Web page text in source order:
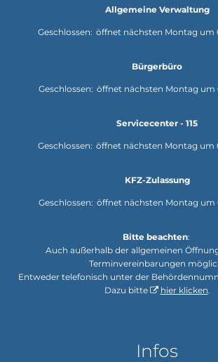
Allgemeine Verwaltung
Klicken, um weitere Öffnungs- oder
Geschlossen: öffnet nächsten Montag um
Bürgerbüro
Klicken, um weitere Öffnungs- oder
Geschlossen: öffnet nächsten Montag um
Servicecenter - 115
Klicken, um weitere Öffnungs- oder
Geschlossen: öffnet nächsten Montag um
KFZ-Zulassung
Klicken, um weitere Öffnungs- oder
Geschlossen: öffnet nächsten Montag um
Bitte beachten:
Auch außerhalb der allgemeinen
Terminvereinbarungen
Entweder telefonisch unter der
Dazu bitte
hier klicken.
Infos